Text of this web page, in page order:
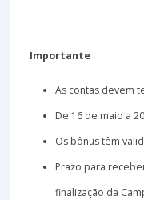
Importante
As contas devem
De 16 de maio a
Os bônus têm
Prazo para
finalização da